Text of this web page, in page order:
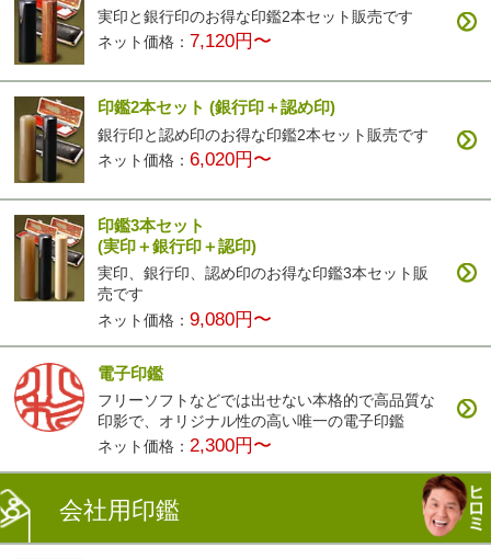
彩華(ベージュ)
3,400円〜
実印と銀行印のお得な印鑑2本セット販売です
ネット価格： 7,120円〜
印鑑2本セット(銀行印＋認め印)
銀行印と認め印のお得な印鑑2本セット販売です
ネット価格：6,020円〜
印鑑3本セット
(実印＋銀行印＋認印)
実印、銀行印、認め印のお得な印鑑3本セット販
売です
ネット価格：9,080円〜
電子印鑑
フリーソフトなどでは出せない本格的で高品質な
印影で、オリジナル性の高い唯一の電子印鑑
ネット価格： 2,300円〜
会社用印鑑